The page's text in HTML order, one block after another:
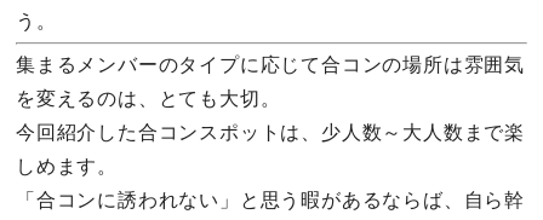
う。
集まるメンバーのタイプに応じて合コンの場所は雰囲気
を変えるのは、とても大切。
今回紹介した合コンスポットは、少人数～大人数まで楽
しめます。
「合コンに誘われない」と思う暇があるならば、自ら幹